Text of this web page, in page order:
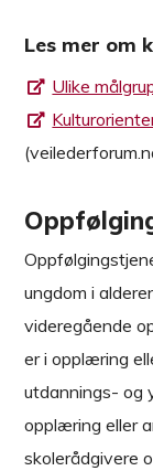
Les mer om
Ulike
ungdom i
videregående
er i opplæring
utdannings- og
opplæring eller
skolerådgivere